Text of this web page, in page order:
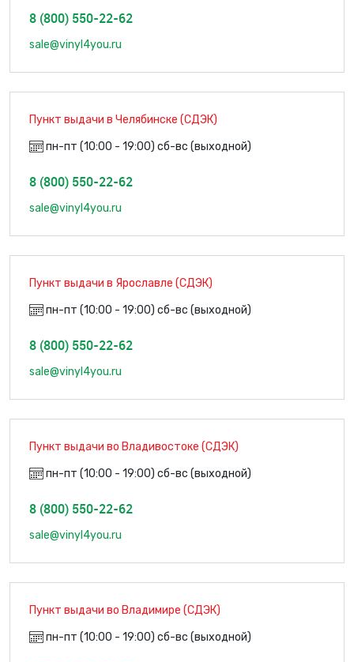
8 (800) 550-22-62
sale@vinyl4you.ru
Пункт выдачи в Челябинске (СДЭК)
пн-пт (10:00 - 19:00) сб-вс (выходной)
8 (800) 550-22-62
sale@vinyl4you.ru
Пункт выдачи в Ярославле (СДЭК)
пн-пт (10:00 - 19:00) сб-вс (выходной)
8 (800) 550-22-62
sale@vinyl4you.ru
Пункт выдачи во Владивостоке (СДЭК)
пн-пт (10:00 - 19:00) сб-вс (выходной)
8 (800) 550-22-62
sale@vinyl4you.ru
Пункт выдачи во Владимире (СДЭК)
пн-пт (10:00 - 19:00) сб-вс (выходной)